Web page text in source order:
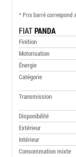
* Prix barré correspond
FIATPANDA
Finition
Motorisation
Énergie
Catégorie
Transmission
Disponibilité
Extérieur
Intérieur
Consommation mixte